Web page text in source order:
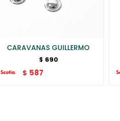
CARAVANAS GUILLERMO
$ 690
$ 587